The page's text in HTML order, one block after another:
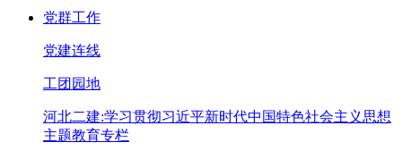
党群工作
党建连线
工团园地
河北二建:学习贯彻习近平新时代中国特色社会主义思想
主题教育专栏